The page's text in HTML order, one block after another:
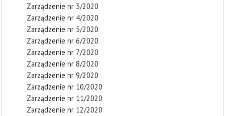
Zarządzenie nr 3/2020
Zarządzenie nr 4/2020
Zarządzenie nr 5/2020
Zarządzenie nr 6/2020
Zarządzenie nr 7/2020
Zarządzenie nr 8/2020
Zarządzenie nr 9/2020
Zarządzenie nr 10/2020
Zarządzenie nr 11/2020
Zarządzenie nr 12/2020